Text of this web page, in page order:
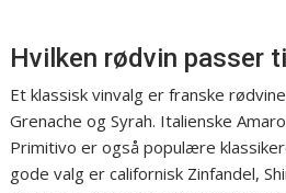
Hvilken rødvin passer
Et klassisk vinvalg er franske
Grenache og Syrah. Italienske
Primitivo er også populære
gode valg er californisk Zinfandel,